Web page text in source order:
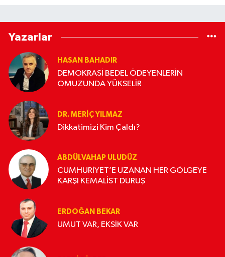
Yazarlar
HASAN BAHADIR
DEMOKRASİ BEDEL ÖDEYENLERİN
OMUZUNDA YÜKSELİR
DR. MERIÇ YILMAZ
Dikkatimizi Kim Çaldı?
ABDÜLVAHAP ULUDÜZ
CUMHURİYET’E UZANAN HER GÖLGEYE
KARŞI KEMALİST DURUŞ
ERDOĞAN BEKAR
UMUT VAR, EKSİK VAR